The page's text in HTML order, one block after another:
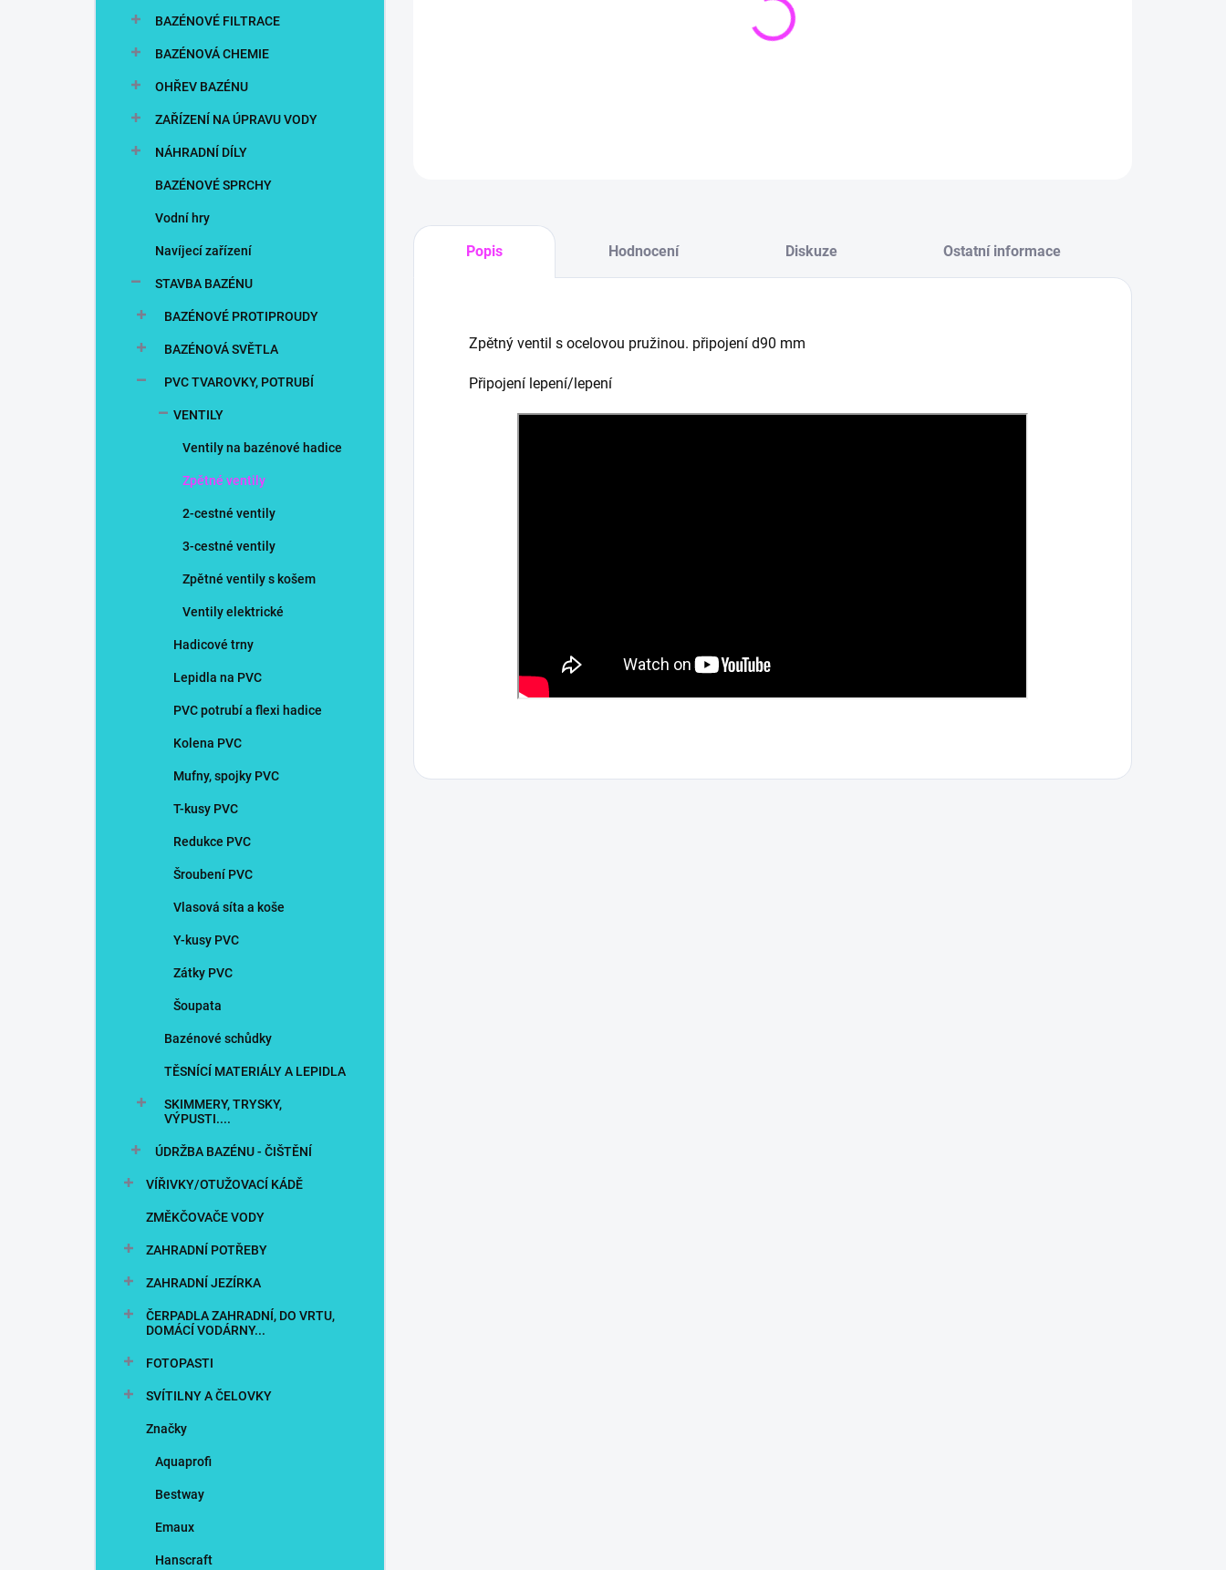
BAZÉNOVÉ FILTRACE
BAZÉNOVÁ CHEMIE
OHŘEV BAZÉNU
ZAŘÍZENÍ NA ÚPRAVU VODY
NÁHRADNÍ DÍLY
BAZÉNOVÉ SPRCHY
Vodní hry
Navíjecí zařízení
STAVBA BAZÉNU
BAZÉNOVÉ PROTIPROUDY
BAZÉNOVÁ SVĚTLA
PVC TVAROVKY, POTRUBÍ
VENTILY
Ventily na bazénové hadice
Zpětné ventily
2-cestné ventily
3-cestné ventily
Zpětné ventily s košem
Ventily elektrické
Hadicové trny
Lepidla na PVC
PVC potrubí a flexi hadice
Kolena PVC
Mufny, spojky PVC
T-kusy PVC
Redukce PVC
Šroubení PVC
Vlasová síta a koše
Y-kusy PVC
Zátky PVC
Šoupata
Bazénové schůdky
TĚSNÍCÍ MATERIÁLY A LEPIDLA
SKIMMERY, TRYSKY,
VÝPUSTI....
ÚDRŽBA BAZÉNU - ČIŠTĚNÍ
VÍŘIVKY/OTUŽOVACÍ KÁDĚ
ZMĚKČOVAČE VODY
ZAHRADNÍ POTŘEBY
ZAHRADNÍ JEZÍRKA
ČERPADLA ZAHRADNÍ, DO VRTU,
DOMÁCÍ VODÁRNY...
FOTOPASTI
SVÍTILNY A ČELOVKY
Značky
Aquaprofi
Bestway
Emaux
Hanscraft
Popis Hodnocení Diskuze Ostatní informace
Zpětný ventil s ocelovou pružinou. připojení d90 mm
Připojení lepení/lepení